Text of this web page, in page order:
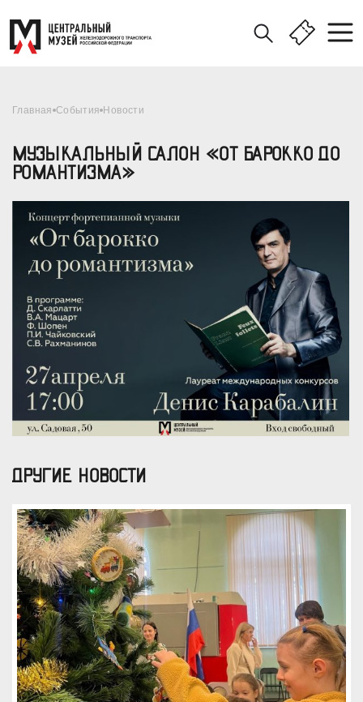
Главная События Новости
МУЗЫКАЛЬНЫЙ САЛОН «ОТ БАРОККО ДО
РОМАНТИЗМА»
ДРУГИЕ НОВОСТИ